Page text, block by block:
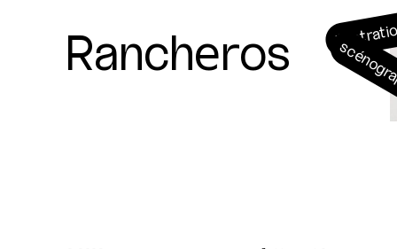
Rancheros